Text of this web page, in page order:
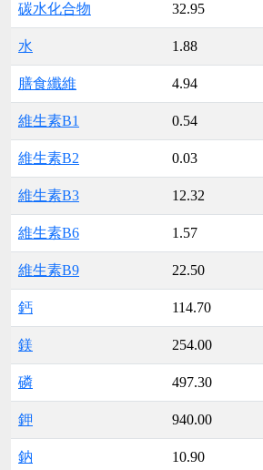
碳水化合物 32.95
水 1.88
膳食纖維 4.94
維生素B1 0.54
維生素B2 0.03
維生素B3 12.32
維生素B6 1.57
維生素B9 22.50
鈣 114.70
鎂 254.00
磷 497.30
鉀 940.00
鈉 10.90